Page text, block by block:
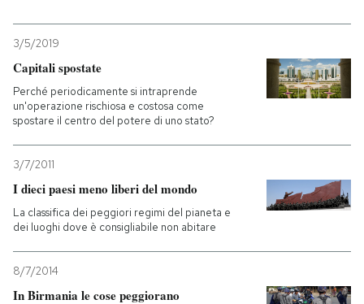
3/5/2019
Capitali spostate
Perché periodicamente si intraprende
un'operazione rischiosa e costosa come
spostare il centro del potere di uno stato?
3/7/2011
I dieci paesi meno liberi del mondo
La classifica dei peggiori regimi del pianeta e
dei luoghi dove è consigliabile non abitare
8/7/2014
In Birmania le cose peggiorano